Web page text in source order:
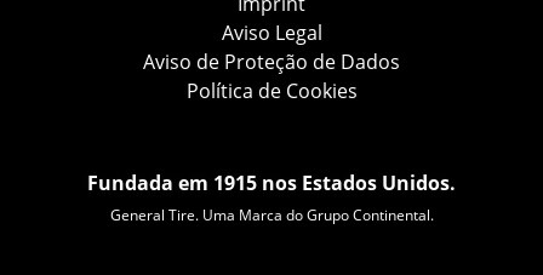
Aviso Legal
Aviso de Proteção de Dados
Política de Cookies
Fundada em 1915 nos Estados Unidos.
General Tire. Uma Marca do Grupo Continental.